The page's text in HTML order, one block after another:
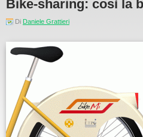
Bike-sharing: così la
Di Daniele Grattieri